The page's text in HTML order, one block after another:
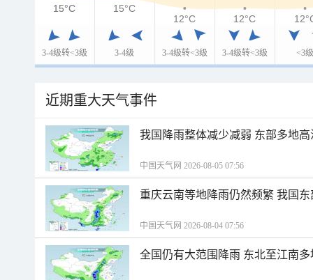
3-4级转<3级 3-4级 3-4级转<3级 3-4级转<3级 <3级
15°C
15°C
15°C
12°C
12°C
近期重大天气事件
我国降雨整体减少减弱 东部多地
中国天气网 2026-08-05 07:56
重庆云南等地降雨仍然频繁 我国
中国天气网 2026-08-04 07:56
全国仍有大范围降雨 东北至江南